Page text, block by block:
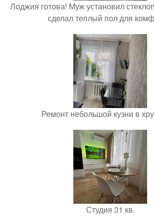
Лоджия готова! Муж установил
сделал теплый пол для
Ремонт небольшой кузни в
Студия 31 кв.